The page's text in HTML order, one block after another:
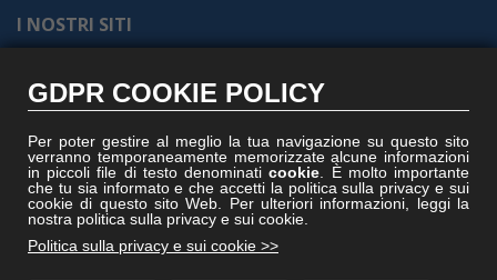
I NOSTRI SITI
Gruppoformel.com
Vitruviocenter.it
Villedisicilia.it
GDPR COOKIE POLICY
Per poter gestire al meglio la tua navigazione su questo sito
verranno temporaneamente memorizzate alcune informazioni
in piccoli file di testo denominaticookie . È molto importante
che tu sia informato e che accetti la politica sulla privacy e sui
cookie di questo sito Web. Per ulteriori informazioni, leggi la
nostra politica sulla privacy e sui cookie.
Politica sulla privacy e sui cookie >>